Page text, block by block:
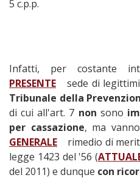
5 c.p.p.
Infatti, per costante
PRESENTE
sede di
Tribunale della
di cui all'art. 7 non sono
per cassazione, ma vanno
GENERALE
rimedio di
legge 1423 del '56 (
del 2011) e dunque con